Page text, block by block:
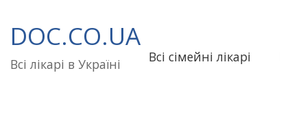
до
вмісту
DOC.CO.UA
Всі лікарі в Україні Всі сімейні лікарі